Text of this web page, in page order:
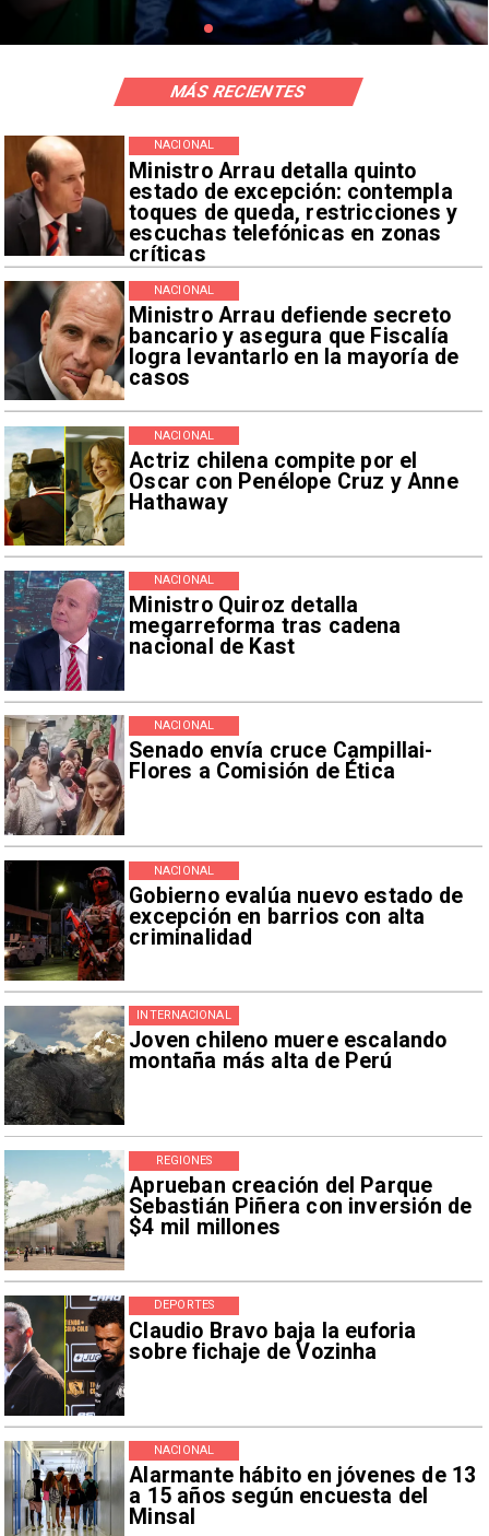
Ministro Arrau detalla quinto
estado de excepción: contempla
toques de queda, restricciones y
escuchas telefónicas en zonas
críticas
NACIONAL
Ministro Arrau defiende secreto
bancario y asegura que Fiscalía
logra levantarlo en la mayoría de
casos
NACIONAL
Actriz chilena compite por el
Oscar con Penélope Cruz y Anne
Hathaway
NACIONAL
Ministro Quiroz detalla
megarreforma tras cadena
nacional de Kast
NACIONAL
Senado envía cruce Campillai-
Flores a Comisión de Ética
NACIONAL
Gobierno evalúa nuevo estado de
excepción en barrios con alta
criminalidad
NACIONAL
Joven chileno muere escalando
montaña más alta de Perú
INTERNACIONAL
Aprueban creación del Parque
Sebastián Piñera con inversión de
$4 mil millones
REGIONES
Claudio Bravo baja la euforia
sobre fichaje de Vozinha
DEPORTES
Alarmante hábito en jóvenes de 13
a 15 años según encuesta del
Minsal
NACIONAL
MÁS RECIENTES